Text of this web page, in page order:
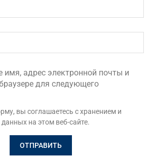
имя, адрес электронной почты и
для следующего
вы соглашаетесь с хранением и
на этом веб-сайте.